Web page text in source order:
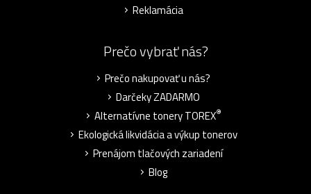
Reklamácia
Prečo vybrať nás?
Prečo nakupovať u nás?
Darčeky ZADARMO
Alternatívne tonery TOREX®
Ekologická likvidácia a výkup tonerov
Prenájom tlačových zariadení
Blog